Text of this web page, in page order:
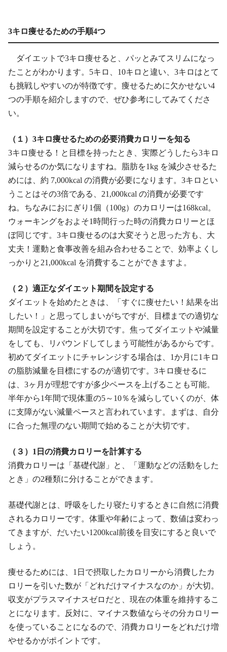
3キロ痩せるための手順4つ
ダイエットで3キロ痩せると、パッとみてスリムになっ
たことがわかります。5キロ、10キロと違い、3キロはとて
も挑戦しやすいのが特徴です。痩せるために欠かせない4
つの手順を紹介しますので、ぜひ参考にしてみてくださ
い。
（１）3キロ痩せるための必要消費カロリーを知る
3キロ痩せる！と目標を持ったとき、実際どうしたら3キロ
減らせるのか気になりますね。脂肪を1kg を減少させるた
めには、約 7,000kcal の消費が必要になります。3キロとい
うことはその3倍である、21,000kcal の消費が必要です
ね。ちなみにおにぎり1個（100g）のカロリーは168kcal。
ウォーキングをおよそ1時間行った時の消費カロリーとほ
ぼ同じです。3キロ痩せるのは大変そうと思った方も、大
丈夫！運動と食事改善を組み合わせることで、効率よくし
っかりと21,000kcal を消費することができますよ。
（２）適正なダイエット期間を設定する
ダイエットを始めたときは、「すぐに痩せたい！結果を出
したい！」と思ってしまいがちですが、目標までの適切な
期間を設定することが大切です。焦ってダイエットや減量
をしても、リバウンドしてしまう可能性があるからです。
初めてダイエットにチャレンジする場合は、1か月に1キロ
の脂肪減量を目標にするのが適切です。3キロ痩せるに
は、3ヶ月が理想ですが多少ペースを上げることも可能。
半年から1年間で現体重の5～10％を減らしていくのが、体
に支障がない減量ペースと言われています。まずは、自分
に合った無理のない期間で始めることが大切です。
（３）1日の消費カロリーを計算する
消費カロリーは「基礎代謝」と、「運動などの活動をした
とき」の2種類に分けることができます。
基礎代謝とは、呼吸をしたり寝たりするときに自然に消費
されるカロリーです。体重や年齢によって、数値は変わっ
てきますが、だいたい1200kcal前後を目安にすると良いで
しょう。
痩せるためには、1日で摂取したカロリーから消費したカ
ロリーを引いた数が「どれだけマイナスなのか」が大切。
収支がプラスマイナスゼロだと、現在の体重を維持するこ
とになります。反対に、マイナス数値ならその分カロリー
を使っていることになるので、消費カロリーをどれだけ増
やせるかがポイントです。